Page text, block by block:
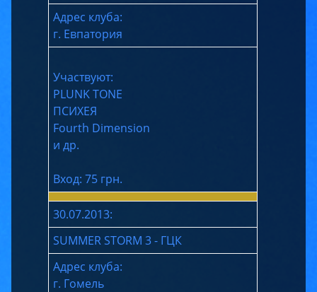
Адрес клуба:
г. Евпатория
Участвуют:
PLUNK TONE
ПСИХЕЯ
Fourth Dimension
и др.
Вход: 75 грн.
30.07.2013:
SUMMER STORM 3 - ГЦК
Адрес клуба:
г. Гомель